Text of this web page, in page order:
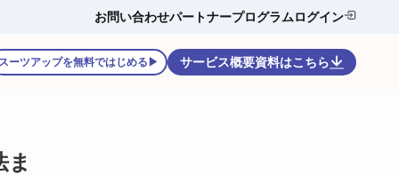
お問い合わせパートナープログラムログイン
ーツアップを無料ではじめる▶ サービス概要資料はこちら